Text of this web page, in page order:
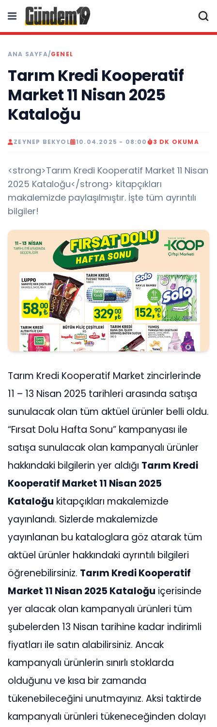
ANA SAYFA/GENEL
Tarım Kredi Kooperatif
Market 11 Nisan 2025
Kataloğu
ZEYNEP BEKYOL 10.04.2025 - 08:00 3 DK OKUMA
<strong>Tarım Kredi Kooperatif Market 11 Nisan
2025 Kataloğu</strong> kitapçıkları
makalemizde paylaşılmıştır. İşte tüm ayrıntılı
bilgiler!
Tarım Kredi Kooperatif Market zincirlerinde
11 – 13 Nisan 2025 tarihleri arasında satışa
sunulacak olan tüm aktüel ürünler belli oldu.
“Fırsat Dolu Hafta Sonu” kampanyası ile
satışa sunulacak olan kampanyalı ürünler
hakkındaki bilgilerin yer aldığı Tarım Kredi
Kooperatif Market 11 Nisan 2025
Kataloğu kitapçıkları makalemizde
yayınlandı. Sizlerde makalemizde
yayınlanan bu kataloglara göz atarak tüm
aktüel ürünler hakkındaki ayrıntılı bilgileri
öğrenebilirsiniz. Tarım Kredi Kooperatif
Market 11 Nisan 2025 Kataloğu içerisinde
yer alacak olan kampanyalı ürünleri tüm
şubelerden 13 Nisan tarihine kadar indirimli
fiyatları ile satın alabilirsiniz. Ancak
kampanyalı ürünlerin sınırlı stoklarda
olduğunu ve kısa bir zamanda
tükenebileceğini unutmayınız. Aksi taktirde
kampanyalı ürünleri tükeneceğinden dolayı